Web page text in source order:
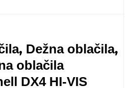
, Dežna oblačila,
oblačila
DX4 HI-VIS